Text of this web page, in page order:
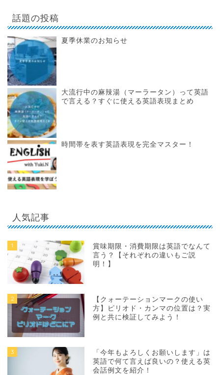
話題の投稿
夏季休業のお知らせ
大流行中の麻辣湯（マーラータン）って英語
で言える？すぐに使える英語表現まとめ
時間帯を表す英語表現を完全マスター！
人気記事
1
賞味期限・消費期限は英語でなんて
言う？【それぞれの違いもご説
明！】
2
【クォーテーションマークの使い
方】ピリオド・カンマの位置は？実
例と共に検証してみよう！
3
「今年もよろしくお願いします」は
英語で何て言えば良いの？使える英
会話例文を紹介！